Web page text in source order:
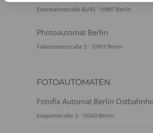
Eisenbahnstraße 42/43 · 10997 Berlin
Photoautomat Berlin
Falkensteinstraße 3 · 10997 Berlin
FOTOAUTOMATEN
Fotofix Automat Berlin
Koppenstraße 3 · 10243 Berlin